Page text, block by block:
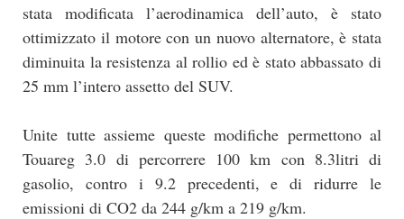
stata modificata l’aerodinamica dell’auto, è stato
ottimizzato il motore con un nuovo alternatore, è stata
diminuita la resistenza al rollio ed è stato abbassato di
25 mm l’intero assetto del SUV.
Unite tutte assieme queste modifiche permettono al
Touareg 3.0 di percorrere 100 km con 8.3litri di
gasolio, contro i 9.2 precedenti, e di ridurre le
emissioni di CO2 da 244 g/km a 219 g/km.